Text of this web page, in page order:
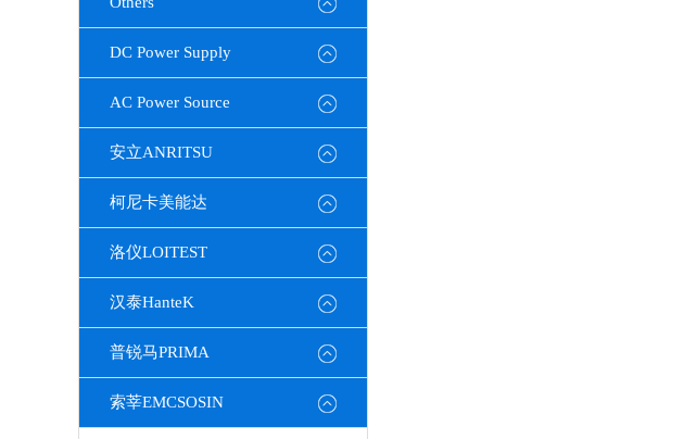
DC Power Supply
AC Power Source
安立ANRITSU
柯尼卡美能达
洛仪LOITEST
汉泰HanteK
普锐马PRIMA
索莘EMCSOSIN